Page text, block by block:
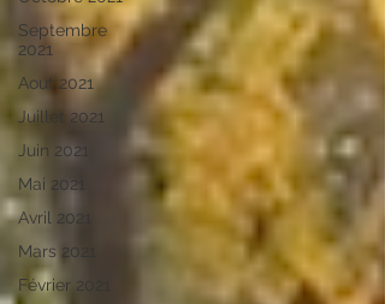
Septembre
2021
Aout 2021
Juillet 2021
Juin 2021
Mai 2021
Avril 2021
Mars 2021
Février 2021